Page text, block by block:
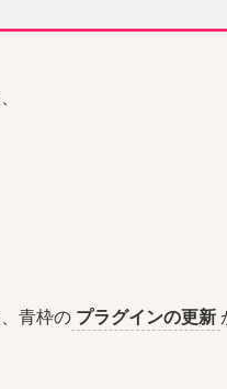
青枠の プラグインの更新